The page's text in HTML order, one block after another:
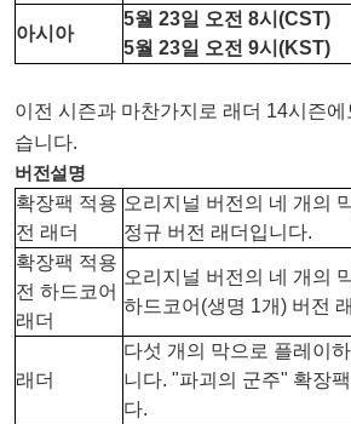
아시아
5월 23일 오전 8시(CST)
5월 23일 오전 9시(KST)
이전 시즌과 마찬가지로 래더 14시즌
습니다.
버전설명
확장팩 적용
전 래더
오리지널 버전의 네 개의
정규 버전 래더입니다.
확장팩 적용
전 하드코어
래더
오리지널 버전의 네 개의
하드코어(생명 1개) 버전
래더
다섯 개의 막으로 플레이
니다. "파괴의 군주" 확장
다.